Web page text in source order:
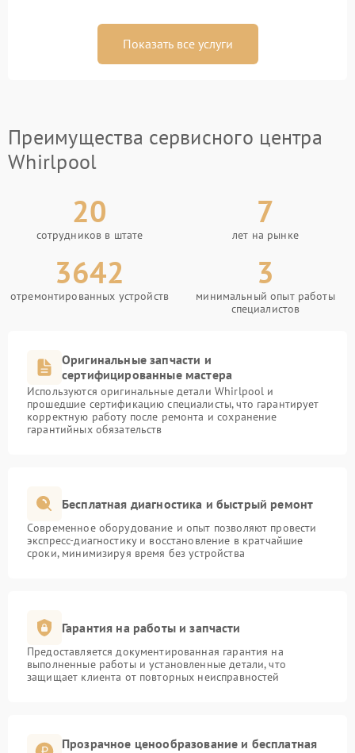
Показать все услуги
Преимущества сервисного центра
Whirlpool
20
сотрудников в штате
7
лет на рынке
3642
отремонтированных устройств
3
минимальный опыт работы
специалистов
Оригинальные запчасти и
сертифицированные мастера
Используются оригинальные детали Whirlpool и
прошедшие сертификацию специалисты, что гарантирует
корректную работу после ремонта и сохранение
гарантийных обязательств
Бесплатная диагностика и быстрый ремонт
Современное оборудование и опыт позволяют провести
экспресс-диагностику и восстановление в кратчайшие
сроки, минимизируя время без устройства
Гарантия на работы и запчасти
Предоставляется документированная гарантия на
выполненные работы и установленные детали, что
защищает клиента от повторных неисправностей
Прозрачное ценообразование и бесплатная